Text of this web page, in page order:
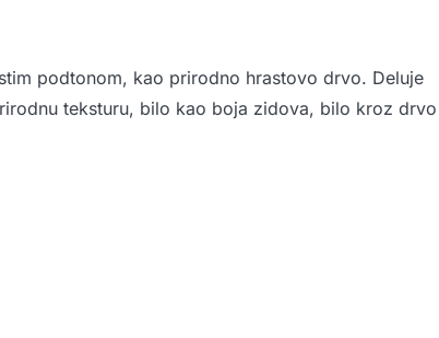
podtonom, kao prirodno hrastovo drvo. Deluje
teksturu, bilo kao boja zidova, bilo kroz